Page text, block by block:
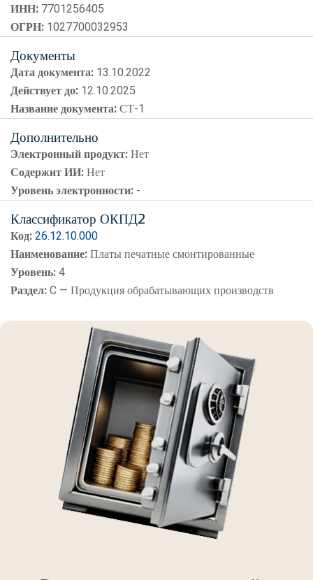
ИНН: 7701256405
ОГРН: 1027700032953
Документы
Дата документа: 13.10.2022
Действует до: 12.10.2025
Название документа:СТ-1
Дополнительно
Электронный продукт:Нет
Содержит ИИ:Нет
Уровень электронности: -
Классификатор ОКПД2
Код:26.12.10.000
Наименование:Платы печатные смонтированные
Уровень:4
Раздел:C — Продукция обрабатывающих производств